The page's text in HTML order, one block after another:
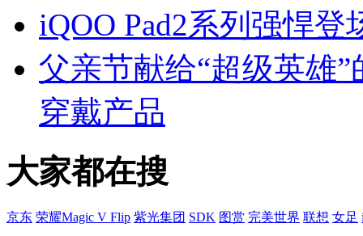
iQOO Pad2系列强悍
父亲节献给“超级英雄
穿戴产品
大家都在搜
京东 荣耀Magic V Flip 紫光集团 SDK 图赏 完美世界 联想 女足